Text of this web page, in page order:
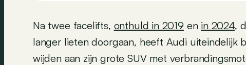
Na twee facelifts, onthuld in 2019 en in 2024,
langer lieten doorgaan, heeft Audi uiteindelijk
wijden aan zijn grote SUV met